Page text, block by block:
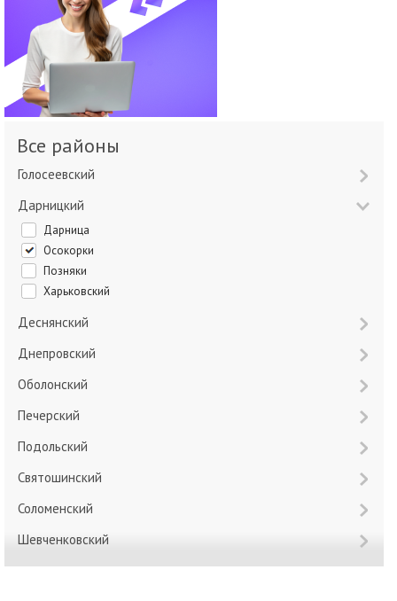
Все районы
Голосеевский
Дарницкий
Дарница
Осокорки
Позняки
Харьковский
Деснянский
Днепровский
Оболонский
Печерский
Подольский
Святошинский
Соломенский
Шевченковский